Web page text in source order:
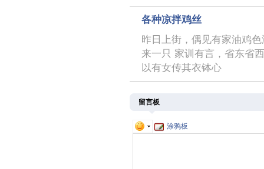
各种凉拌鸡丝
昨日上街，偶见有家油鸡
来一只 家训有言，省东省
以有女传其衣钵心
留言板
涂鸦板